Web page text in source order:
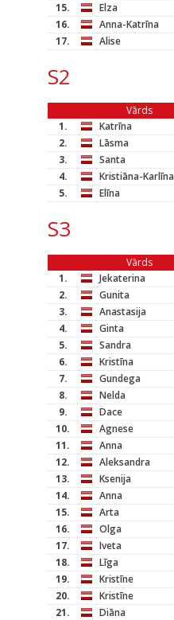
15.
Elza
16.
Anna-Katrīna
17.
Alise
S2
Vārds
1.
Katrīna
2.
Lāsma
3.
Santa
4.
Kristiāna-Karlīna
5.
Elīna
S3
Vārds
1.
Jekaterina
2.
Gunita
3.
Anastasija
4.
Ginta
5.
Sandra
6.
Kristīna
7.
Gundega
8.
Nelda
9.
Dace
10.
Agnese
11.
Anna
12.
Aleksandra
13.
Ksenija
14.
Anna
15.
Arta
16.
Olga
17.
Iveta
18.
Līga
19.
Kristīne
20.
Kristīne
21.
Diāna